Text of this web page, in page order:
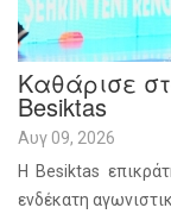
Καθάρισε
Besiktas
Αυγ 09, 2026
Η Besiktas
ενδέκατη